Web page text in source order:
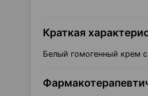
Краткая
Белый гомогенный крем